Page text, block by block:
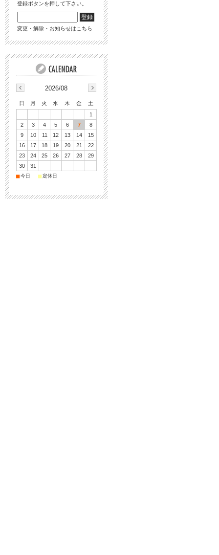
登録ボタンを押して下さい。
変更・解除・お知らせはこちら
2026/08
日 月 火 水 木 金
土
1
2
3 4 5 6 7
8
9
10 11 12 13 14
15
16
17 18 19 20 21
22
23
24 25 26 27 28
29
30
31
■今日 ■定休日